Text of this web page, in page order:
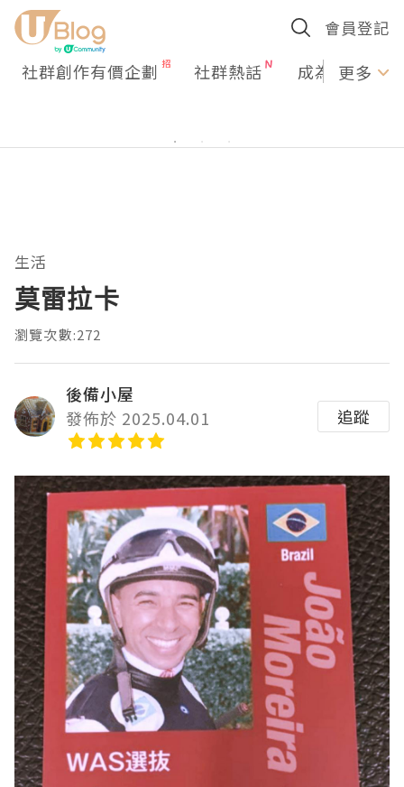
會員登記
社群創作有價企劃 社群熱話 成為U更多
生活
莫雷拉卡
瀏覽次數:272
後備小屋
發佈於 2025.04.01
追蹤